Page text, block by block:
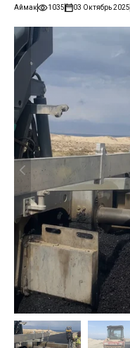
Аймак 1035 03 Октябрь 2025